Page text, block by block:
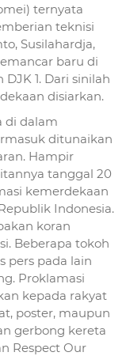
ternyata
teknisi
Susilahardja,
baru di
1. Dari sinilah
disiarkan.
di dalam
ditunaikan
Hampir
tanggal 20
kemerdekaan
Indonesia.
koran
Beberapa tokoh
pers pada lain
Proklamasi
kepada rakyat
poster, maupun
gerbong kereta
Respect Our